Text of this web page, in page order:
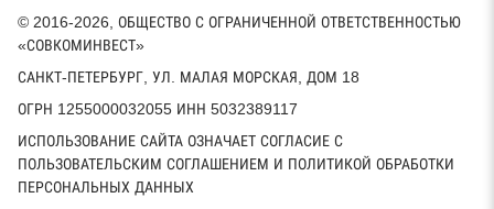
© 2016-2026, ОБЩЕСТВО С ОГРАНИЧЕННОЙ ОТВЕТСТВЕННОСТЬЮ
«СОВКОМИНВЕСТ»
САНКТ-ПЕТЕРБУРГ, УЛ. МАЛАЯ МОРСКАЯ, ДОМ 18
ОГРН 1255000032055 ИНН 5032389117
ИСПОЛЬЗОВАНИЕ САЙТА ОЗНАЧАЕТ СОГЛАСИЕ С
ПОЛЬЗОВАТЕЛЬСКИМ СОГЛАШЕНИЕМ И ПОЛИТИКОЙ ОБРАБОТКИ
ПЕРСОНАЛЬНЫХ ДАННЫХ